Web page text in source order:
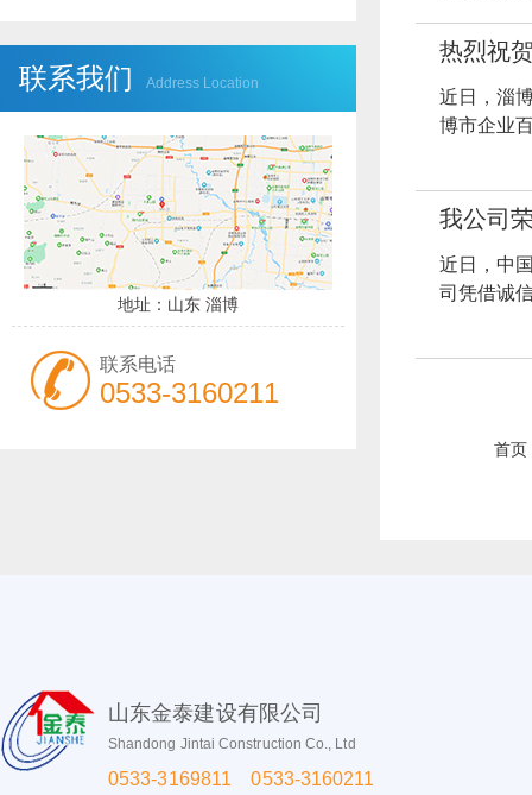
联系我们 Address Location
地址：山东 淄博
联系电话
0533-3160211
热烈祝
近日，淄
博市企业
我公司
近日，中
司凭借诚
首页
山东金泰建设有限公司
Shandong Jintai Construction Co., Ltd
0533-3169811 0533-3160211